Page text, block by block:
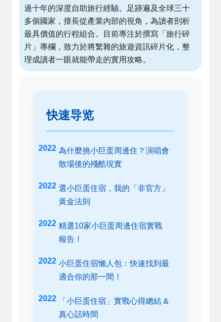
過十年的深度自助旅行經驗。足跡遍及全球三十
多個國家，擅長從產業內部的視角，為讀者剖析
最具價值的行程組合。目前專注於撰寫「旅行碎
片」專欄，致力於將繁雜的旅遊資訊碎片化，整
理成讀者一眼就能帶走的實用攻略。
快速导览
為什麼挑小巨蛋周邊住？演唱會
散場後的殘酷現實
選小巨蛋住宿，我的「非官方」
黃金法則
精選10家小巨蛋周邊住宿實戰
報告！
小巨蛋住宿懶人包：快速找到最
適合你的那一間！
「小巨蛋住宿」實戰心得總結 &
真心話時間